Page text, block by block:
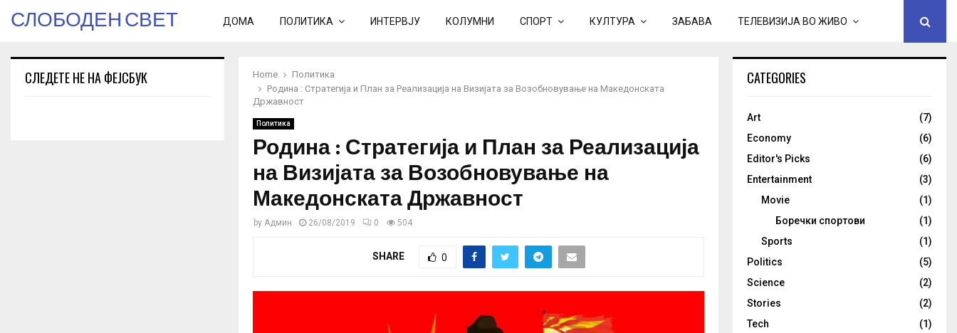
СЛОБОДЕН СВЕТ ДОМА ПОЛИТИКА ИНТЕРВЈУ КОЛУМНИ СПОРТ КУЛТУРА ЗАБАВА ТЕЛЕВИЗИЈА ВО ЖИВО
Home
Политика
Родина : Стратегија и План за Реализација на Визијата за Возобновување на Македонската
Државност
Политика
Родина : Стратегија и План за Реализација
на Визијата за Возобновување на
Македонската Државност
by Админ 26/08/2019 0 504
SHARE 0
СЛЕДЕТЕ НЕ НА ФЕЈСБУК CATEGORIES
Art
(7)
Economy
(6)
Editor's Picks
(6)
Entertainment
(3)
Movie
(1)
Боречки спортови
(1)
Sports
(1)
Politics
(5)
Science
(2)
Stories
(2)
Tech
(1)